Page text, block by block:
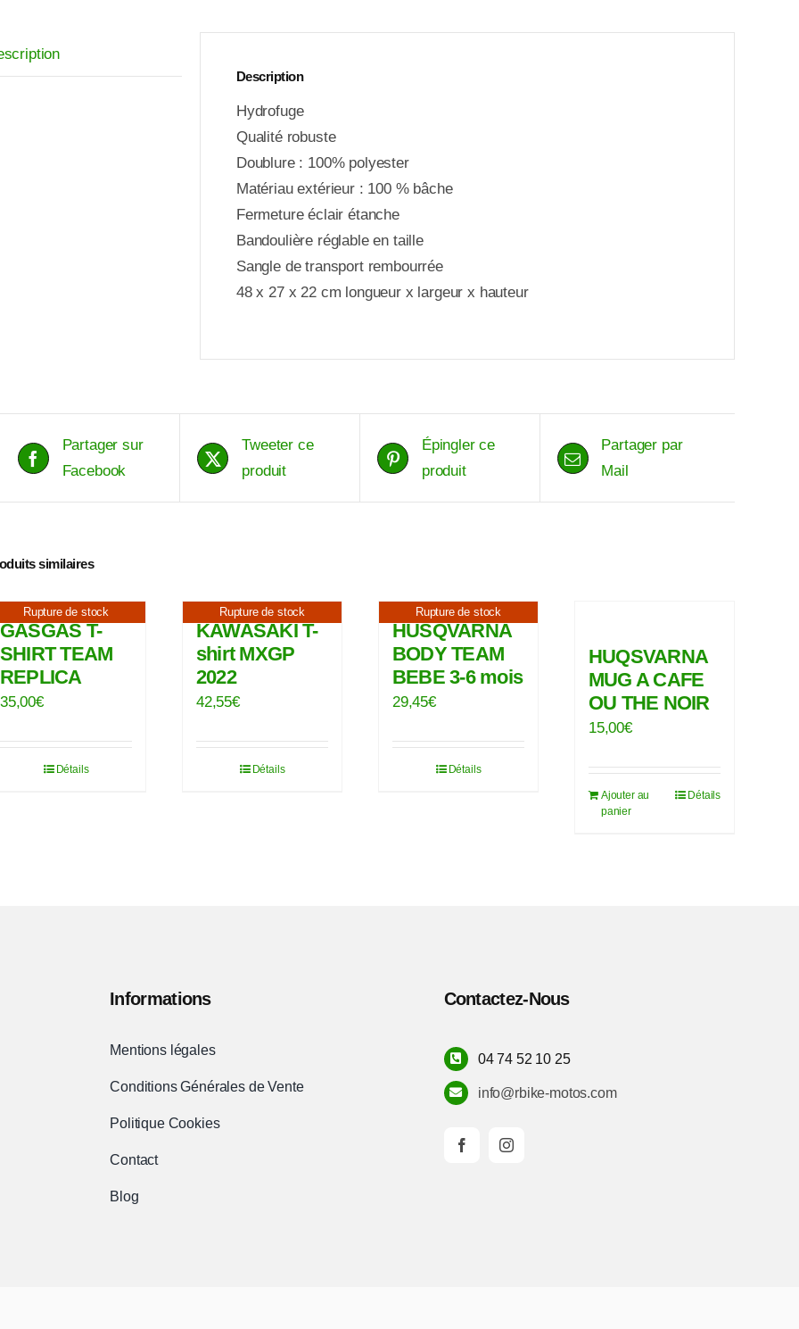
Description
Hydrofuge
Qualité robuste
Doublure : 100% polyester
Matériau extérieur : 100 % bâche
Fermeture éclair étanche
Bandoulière réglable en taille
Sangle de transport rembourrée
48 x 27 x 22 cm longueur x largeur x hauteur
Partager sur
Facebook
Tweeter ce
produit
Épingler ce
produit
Partager par
Mail
similaires
Rupture de stock
GASGAS T-
SHIRT TEAM
REPLICA
35,00€
Détails
Rupture de stock
KAWASAKI T-
shirt MXGP
2022
42,55€
Détails
Rupture de stock
HUSQVARNA
BODY TEAM
BEBE 3-6 mois
29,45€
Détails
HUQSVARNA
MUG A CAFE
OU THE NOIR
15,00€
Ajouter au
panier
Détails
Informations
Mentions légales
Conditions Générales de Vente
Politique Cookies
Contact
Blog
Contactez-Nous
04 74 52 10 25
info@rbike-motos.com